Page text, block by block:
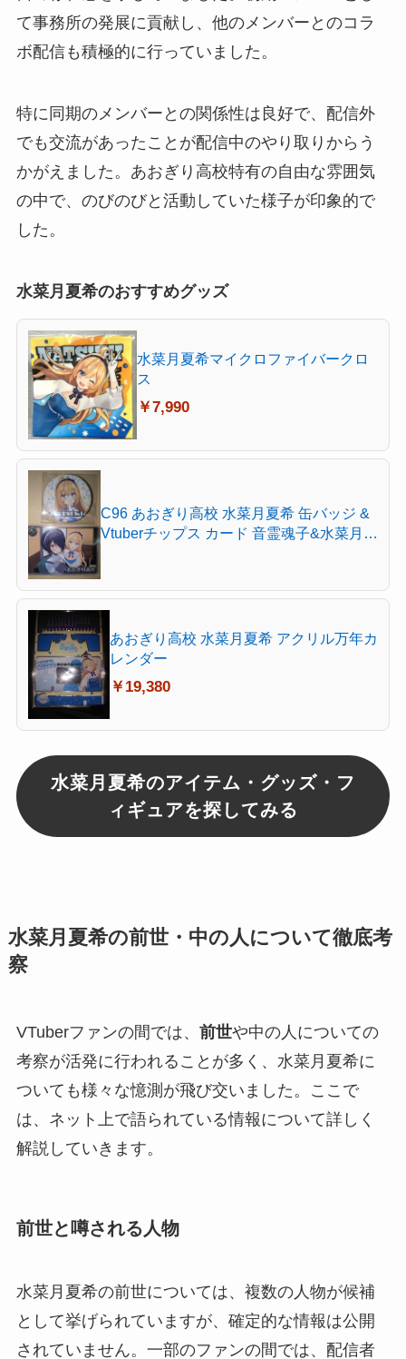
て事務所の発展に貢献し、他のメンバーとのコラ
ボ配信も積極的に行っていました。
特に同期のメンバーとの関係性は良好で、配信外
でも交流があったことが配信中のやり取りからう
かがえました。あおぎり高校特有の自由な雰囲気
の中で、のびのびと活動していた様子が印象的で
した。
水菜月夏希のおすすめグッズ
水菜月夏希マイクロファイバークロ
ス
￥7,990
C96 あおぎり高校 水菜月夏希 缶バッジ &
Vtuberチップス カード 音霊魂子&水菜月夏
あおぎり高校 水菜月夏希 アクリル万年カ
レンダー
￥19,380
水菜月夏希のアイテム・グッズ・フ
ィギュアを探してみる
水菜月夏希の前世・中の人について徹底考
察
VTuberファンの間では、 前世や中の人についての
考察が活発に行われることが多く、水菜月夏希に
ついても様々な憶測が飛び交いました。ここで
は、ネット上で語られている情報について詳しく
解説していきます。
前世と噂される人物
水菜月夏希の前世については、複数の人物が候補
として挙げられていますが、確定的な情報は公開
されていません。一部のファンの間では、配信者